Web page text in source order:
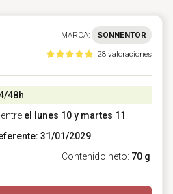
MARCA:
SONNENTOR
28 valoraciones
48h
el lunes 10 y martes 11
31/01/2029
Contenido neto: 70 g